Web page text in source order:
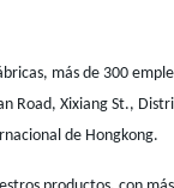
más de 300
Road, Xixiang St.,
de Hongkong.